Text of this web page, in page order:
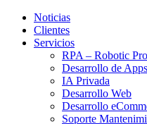
Noticias
Clientes
Servicios
RPA – Robotic
Desarrollo de Apps
IA Privada
Desarrollo Web
Desarrollo
Soporte